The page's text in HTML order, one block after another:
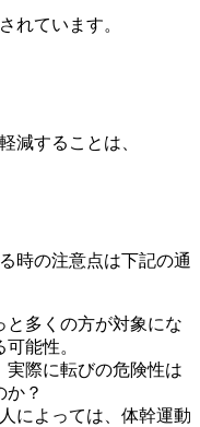
れています。
減することは、
時の注意点は下記の通
と多くの方が対象にな
能性。
実際に転びの危険性は
か？
によっては、体幹運動